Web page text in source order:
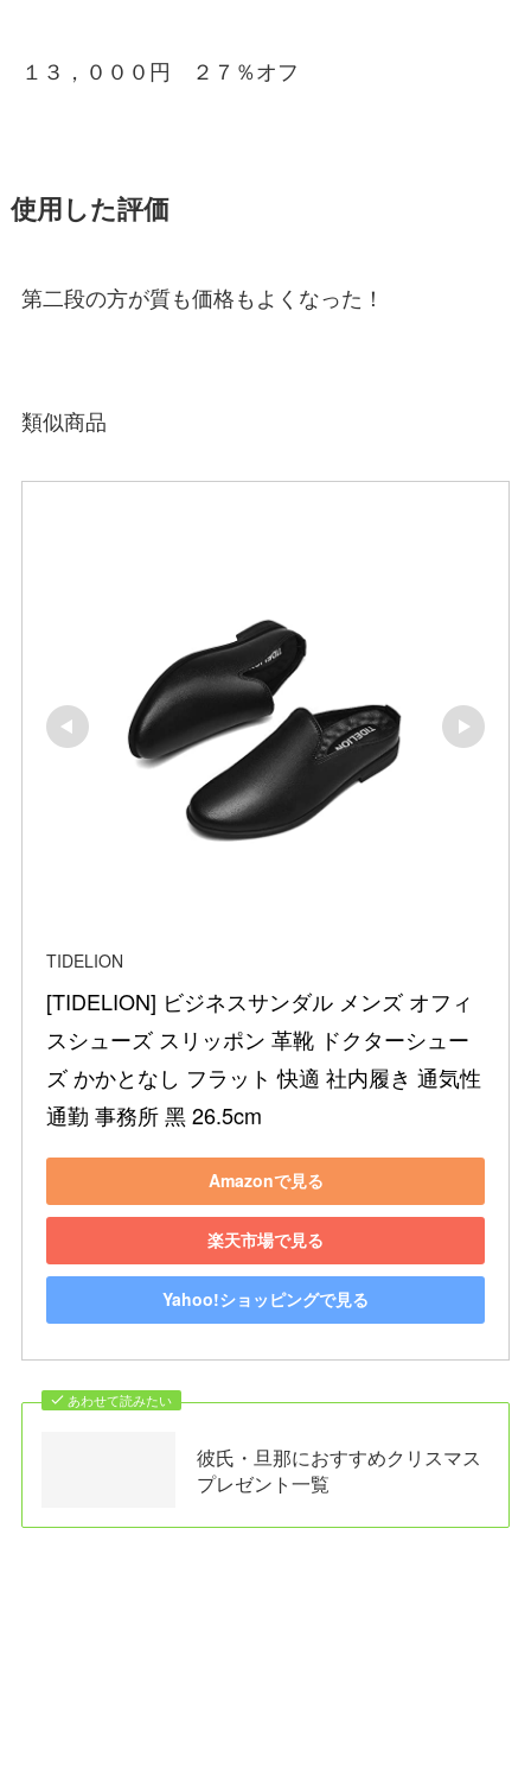
１３，０００円 ２７％オフ
使用した評価
第二段の方が質も価格もよくなった！
類似商品
TIDELION
[TIDELION] ビジネスサンダル メンズ オフィ
スシューズ スリッポン 革靴 ドクターシュー
ズ かかとなし フラット 快適 社内履き 通気性
通勤 事務所 黑 26.5cm
Amazonで見る
楽天市場で見る
Yahoo!ショッピングで見る
あわせて読みたい
彼氏・旦那におすすめクリスマス
プレゼント一覧